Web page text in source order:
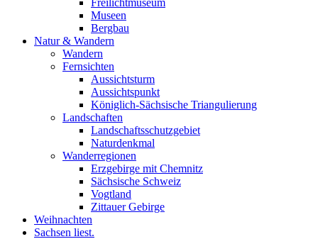
Freilichtmuseum
Museen
Bergbau
Natur & Wandern
Wandern
Fernsichten
Aussichtsturm
Aussichtspunkt
Königlich-Sächsische Triangulierung
Landschaften
Landschaftsschutzgebiet
Naturdenkmal
Wanderregionen
Erzgebirge mit Chemnitz
Sächsische Schweiz
Vogtland
Zittauer Gebirge
Weihnachten
Sachsen liest.